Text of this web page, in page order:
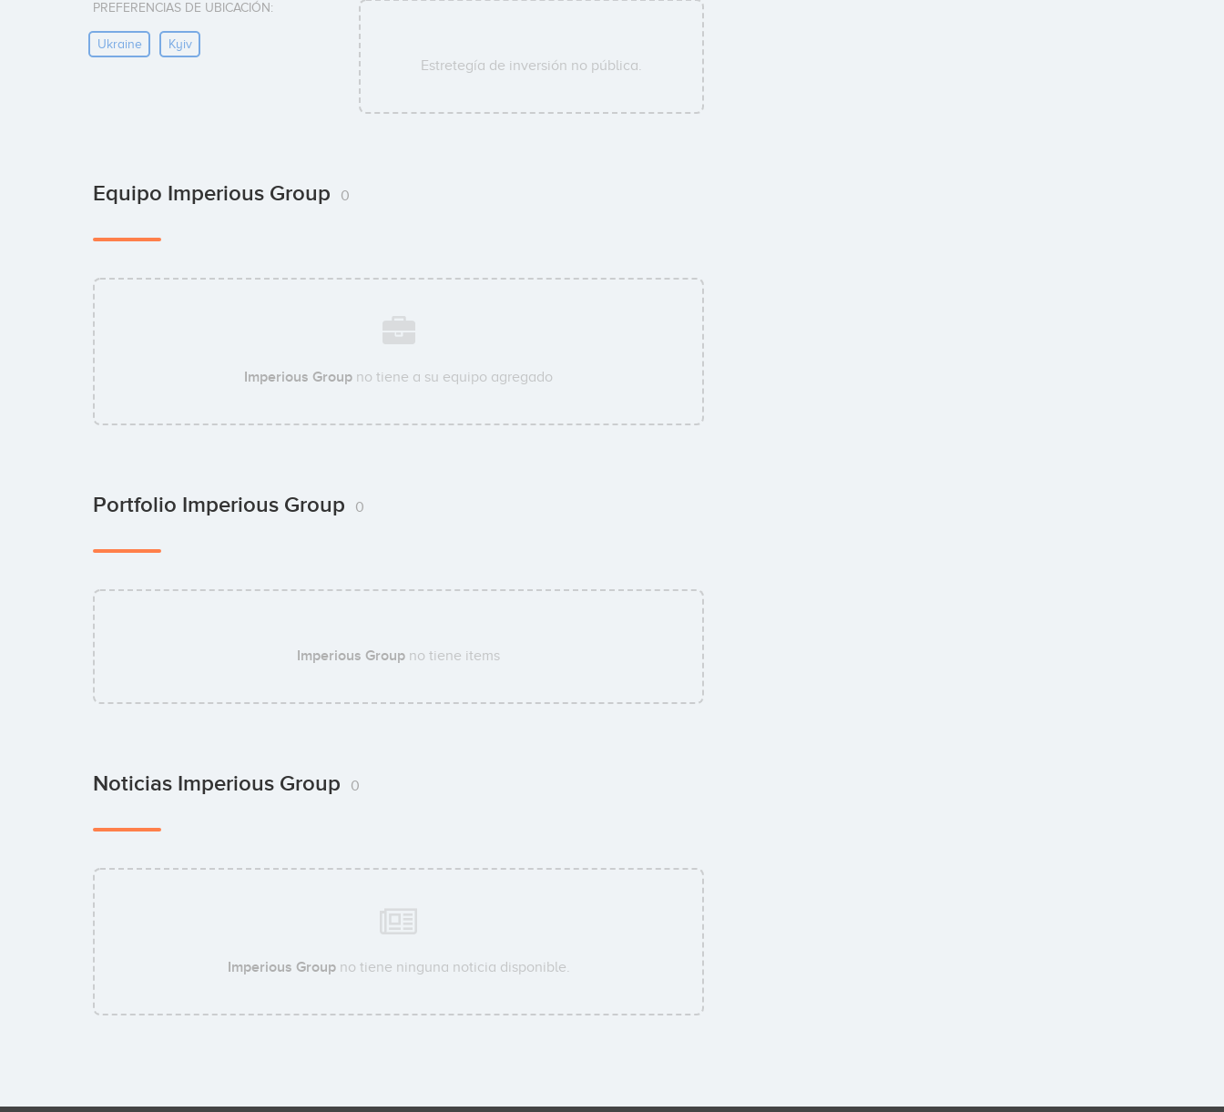
PREFERENCIAS DE UBICACIÓN:
Ukraine Kyiv
Estretegía de inversión no pública.
Equipo Imperious Group 0
Imperious Group no tiene a su equipo agregado
Portfolio Imperious Group 0
Imperious Group no tiene items
Noticias Imperious Group 0
Imperious Groupno tiene ninguna noticia disponible.